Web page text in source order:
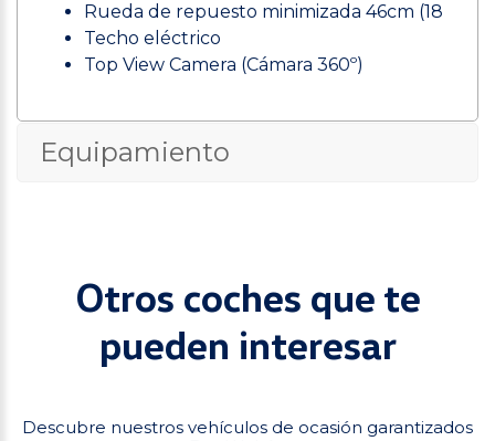
Rueda de repuesto minimizada 46cm (18
Techo eléctrico
Top View Camera (Cámara 360º)
Equipamiento
Otros coches que te
pueden interesar
Descubre nuestros vehículos de ocasión garantizados